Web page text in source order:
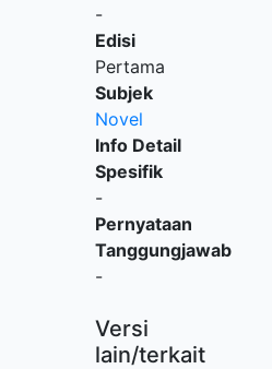
-
Edisi
Pertama
Subjek
Novel
Info Detail
Spesifik
-
Pernyataan
Tanggungjawab
-
Versi
lain/terkait